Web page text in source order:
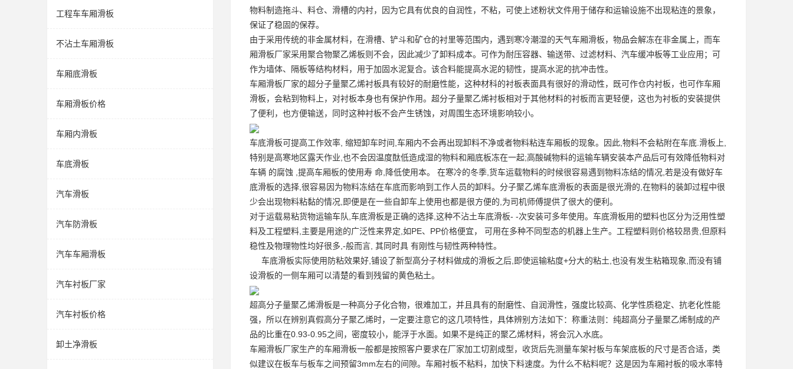
工程车车厢滑板
不沾土车厢滑板
车厢底滑板
车厢滑板价格
车厢内滑板
车底滑板
汽车滑板
汽车防滑板
汽车车厢滑板
汽车衬板厂家
汽车衬板价格
卸土净滑板
物料制造拖斗、料仓、滑槽的内衬，因为它具有优良的自润性，不粘，可使上述粉状文件用于储存和运输设施不出现粘连的景象，
保证了稳固的保荐。
由于采用传统的非金属材料，在滑槽、铲斗和矿仓的衬里等范围内，遇到寒冷潮湿的天气车厢滑板，物品会解冻在非金属上，而车
厢滑板厂家采用聚合物聚乙烯板则不会，因此减少了卸料成本。可作为耐压容器、输送带、过滤材料、汽车缓冲板等工业应用；可
作为墙体、隔板等结构材料，用于加固水泥复合。该合料能提高水泥的韧性，提高水泥的抗冲击性。
车厢滑板厂家的超分子量聚乙烯衬板具有较好的耐磨性能，这种材科的衬板表面具有很好的滑动性，既可作仓内衬板，也可作车厢
滑板，会粘到物料上，对衬板本身也有保护作用。超分子量聚乙烯衬板相对于其他材料的衬板而言更轻便，这也为衬板的安装提供
了便利，也方便输送，同时这种衬板不会产生锈蚀，对周围生态环境影响较小。
车底滑板可提高工作效率, 缩短卸车时间,车厢内不会再出现卸料不净或者物料粘连车厢板的现象。因此,物料不会粘附在车底.滑板上,
特别是高寒地区露天作业,也不会因温度酞低造成湿的物料和厢底板冻在一起;高酸碱物料的运输车辆安装本产品后可有效降低物料对
车辆 的腐蚀 ,提高车厢板的使用寿 命,降低使用本。 在寒冷的冬季,货车运载物料的时候很容易遇到物料冻结的情况,若是没有做好车
底滑板的选择,很容易因为物料冻结在车底而影响到工作人员的卸料。分子聚乙烯车底滑板的表面是很光滑的,在物料的装卸过程中很
少会出现物料粘黏的情况,即便是在一些自卸车上使用也都是很方便的,为司机师傅提供了很大的便利。
对于运载易粘货物运输车队,车底滑板是正确的选择,这种不沾土车底滑板- -次安装可多年使用。车底滑板用的塑料也区分为泛用性塑
料及工程塑料,主要是用途的广泛性来界定,如PE、PP价格便宜， 可用在多种不同型态的机器上生产。工程塑料则价格较昂贵,但原料
稳性及物理物性均好很多,-般而言, 其同时具 有刚性与韧性两种特性。
车底滑板实际使用防粘效果好,铺设了新型高分子材料做成的滑板之后,即使运输粘度+分大的粘土,也没有发生粘箱现象,而没有铺
设滑板的一侧车厢可以清楚的看到残留的黄色粘土。
超高分子量聚乙烯滑板是一种高分子化合物，很难加工，并且具有的耐磨性、自润滑性，强度比较高、化学性质稳定、抗老化性能
强，所以在辨别真假高分子聚乙烯时，一定要注意它的这几项特性，具体辨别方法如下：称重法则：纯超高分子量聚乙烯制成的产
品的比重在0.93-0.95之间，密度较小，能浮于水面。如果不是纯正的聚乙烯材料，将会沉入水底。
车厢滑板厂家生产的车厢滑板一般都是按照客户要求在厂家加工切割成型，收货后先测量车架衬板与车架底板的尺寸是否合适，类
似建议在板车与板车之间预留3mm左右的间隙。 车厢衬板不粘料，加快下料速度。为什么不粘料呢？这是因为车厢衬板的吸水率特